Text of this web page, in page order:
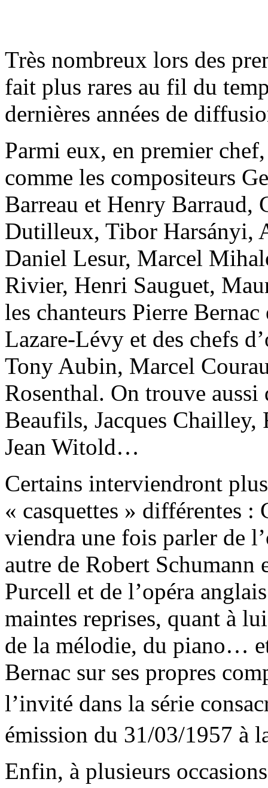
Très nombreux lors des
fait plus rares au fil du
dernières années de
Parmi eux, en premier
comme les compositeurs
Barreau et Henry
Dutilleux, Tibor Harsányi,
Daniel Lesur, Marcel
Rivier, Henri Sauguet,
les chanteurs Pierre
Lazare-Lévy et des chefs
Tony Aubin, Marcel
Rosenthal. On trouve
Beaufils, Jacques
Jean Witold…
Certains interviendront
« casquettes » différentes :
viendra une fois parler de
autre de Robert Schumann
Purcell et de l’opéra
maintes reprises, quant à
de la mélodie, du piano…
Bernac sur ses propres
l’invité dans la série
émission du 31/03/1957 à
Enfin, à plusieurs